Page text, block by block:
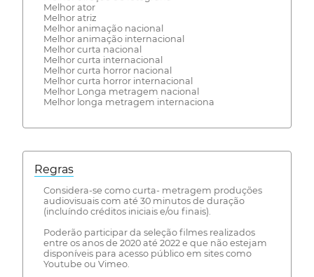
Melhor ator
Melhor atriz
Melhor animação nacional
Melhor animação internacional
Melhor curta nacional
Melhor curta internacional
Melhor curta horror nacional
Melhor curta horror internacional
Melhor Longa metragem nacional
Melhor longa metragem internaciona
Regras
Considera-se como curta- metragem produções
audiovisuais com até 30 minutos de duração
(incluíndo créditos iniciais e/ou finais).
Poderão participar da seleção filmes realizados
entre os anos de 2020 até 2022 e que não estejam
disponíveis para acesso público em sites como
Youtube ou Vimeo.